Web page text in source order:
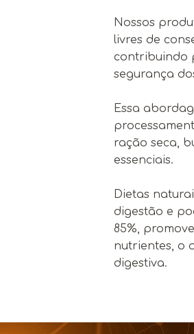
Nossos
livres de
contribuindo
segurança
Essa
ração seca,
essenciais.
Dietas
digestão e
85%,
nutrientes, o
digestiva.